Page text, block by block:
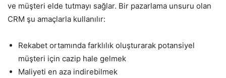
ve müşteri elde tutmayı sağlar. Bir pazarlama unsuru olan
CRM şu amaçlarla kullanılır:
Rekabet ortamında farklılık oluşturarak potansiyel
müşteri için cazip hale gelmek
Maliyeti en aza indirebilmek